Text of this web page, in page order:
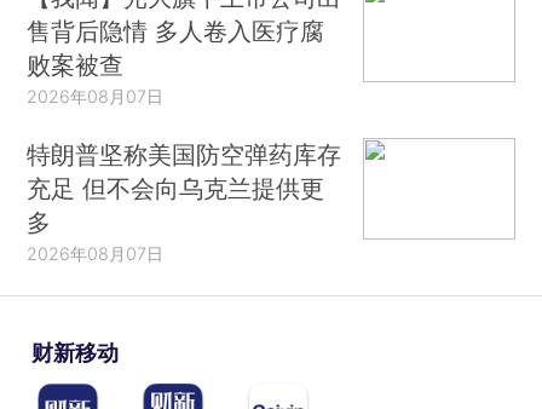
售背后隐情 多人卷入医疗腐
败案被查
2026年08月07日
特朗普坚称美国防空弹药库存
充足 但不会向乌克兰提供更
多
2026年08月07日
财新移动